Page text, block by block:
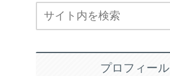
プロフィール